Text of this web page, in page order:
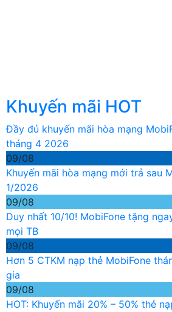
Khuyến mãi HOT
Đầy đủ khuyến mãi hòa mạng
tháng 4 2026
09/08
Khuyến mãi hòa mạng mới trả sau
1/2026
09/08
Duy nhất 10/10! MobiFone tặng
mọi TB
09/08
Hơn 5 CTKM nạp thẻ MobiFone
gia
09/08
HOT: Khuyến mãi 20% – 50% thẻ